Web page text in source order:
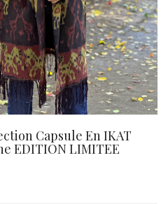
Capsule En IKAT
EDITION LIMITEE